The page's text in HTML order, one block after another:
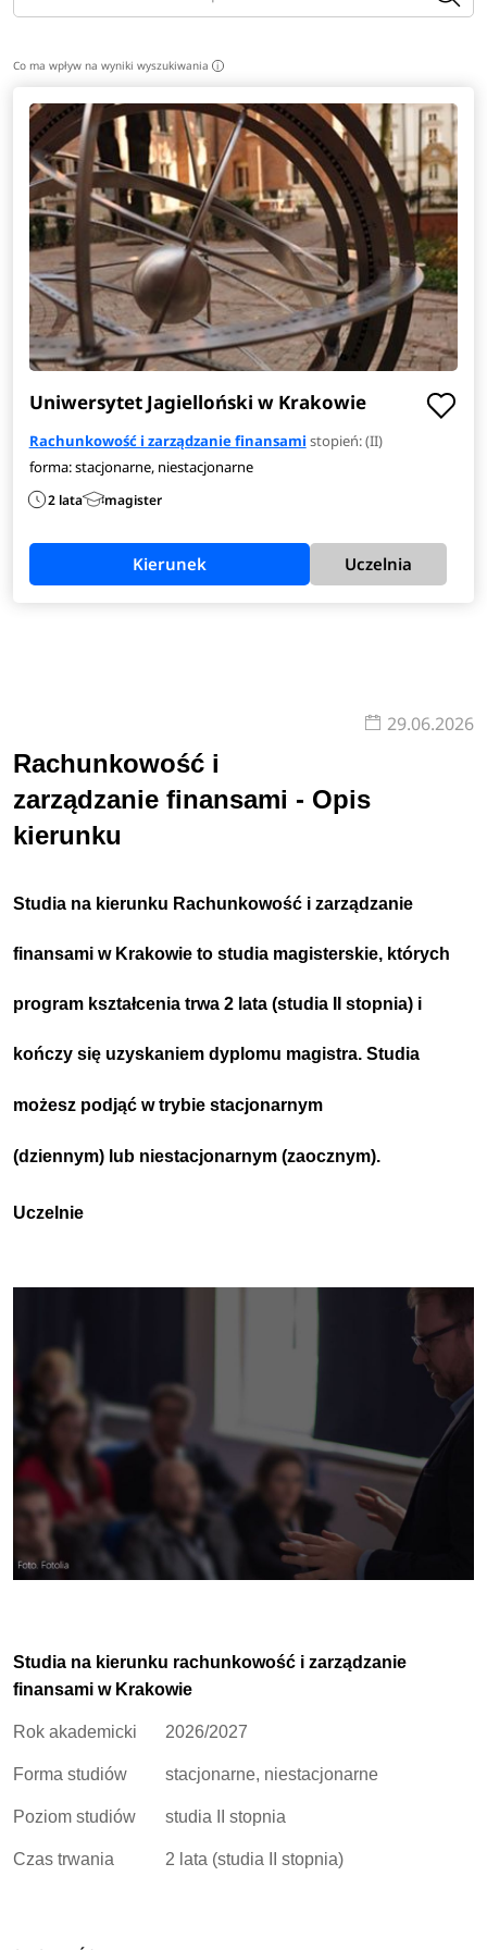
Co ma wpływ na wyniki wyszukiwania i
Uniwersytet Jagielloński w Krakowie
Rachunkowość i zarządzanie finansami stopień: (II)
forma: stacjonarne, niestacjonarne
2 lata magister
Kierunek Uczelnia
29.06.2026
Rachunkowość i
zarządzanie finansami - Opis
kierunku
Studia na kierunku Rachunkowość i zarządzanie
finansami w Krakowie to studia magisterskie, których
program kształcenia trwa 2 lata (studia II stopnia) i
kończy się uzyskaniem dyplomu magistra. Studia
możesz podjąć w trybiestacjonarnym
(dziennym) lub niestacjonarnym (zaocznym).
Uczelnie
Studia na kierunku rachunkowość i zarządzanie
finansami w Krakowie
Rok akademicki 2026/2027
Forma studiów stacjonarne, niestacjonarne
Poziom studiów studia II stopnia
Czas trwania 2 lata (studia II stopnia)